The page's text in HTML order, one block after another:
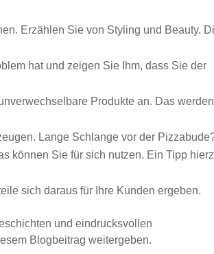
Erzählen Sie von Styling und Beauty.
hat und zeigen Sie Ihm, dass Sie der
Produkte an. Das werden
Lange Schlange vor der
können Sie für sich nutzen. Ein Tipp
sich daraus für Ihre Kunden ergeben.
und eindrucksvollen
Blogbeitrag weitergeben.